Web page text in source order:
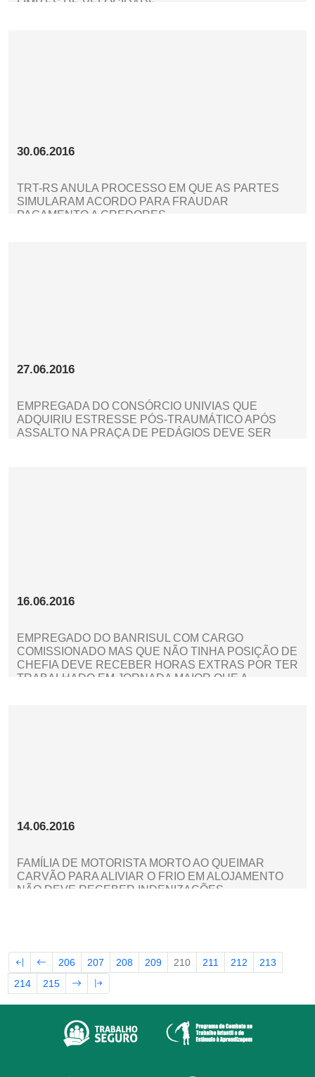
LIMITES DE VELOCIDADE
30.06.2016
TRT-RS ANULA PROCESSO EM QUE AS PARTES
SIMULARAM ACORDO PARA FRAUDAR
PAGAMENTO A CREDORES
27.06.2016
EMPREGADA DO CONSÓRCIO UNIVIAS QUE
ADQUIRIU ESTRESSE PÓS-TRAUMÁTICO APÓS
ASSALTO NA PRAÇA DE PEDÁGIOS DEVE SER
16.06.2016
EMPREGADO DO BANRISUL COM CARGO
COMISSIONADO MAS QUE NÃO TINHA POSIÇÃO DE
CHEFIA DEVE RECEBER HORAS EXTRAS POR TER
TRABALHADO EM JORNADA MAIOR QUE A
14.06.2016
FAMÍLIA DE MOTORISTA MORTO AO QUEIMAR
CARVÃO PARA ALIVIAR O FRIO EM ALOJAMENTO
NÃO DEVE RECEBER INDENIZAÇÕES
206 207 208 209 210 211 212
213
214
215